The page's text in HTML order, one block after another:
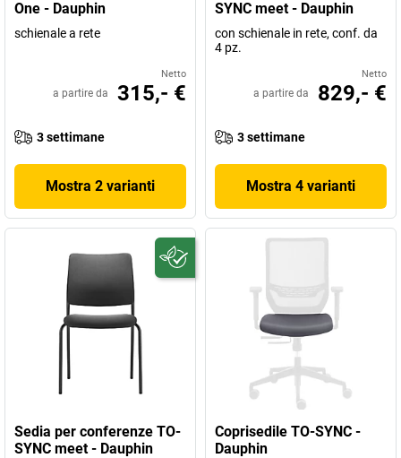
One - Dauphin
schienale a rete
Netto
a partire da 315,- €
3 settimane
Mostra 2 varianti
SYNC meet - Dauphin
con schienale in rete, conf. da
4 pz.
Netto
a partire da 829,- €
3 settimane
Mostra 4 varianti
Sedia per conferenze TO-
SYNC meet - Dauphin
Coprisedile TO-SYNC -
Dauphin